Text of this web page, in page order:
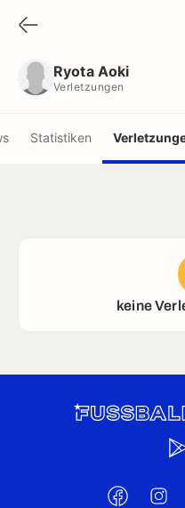
Ryota Aoki
Verletzungen
Statistiken
keine